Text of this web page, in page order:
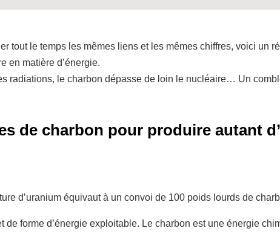
tout le temps les mêmes liens et les mêmes chiffres, voici un
en matière d’énergie.
radiations, le charbon dépasse de loin le nucléaire… Un
de charbon pour produire autant
d’uranium équivaut à un convoi de 100 poids lourds de
de forme d’énergie exploitable. Le charbon est une énergie